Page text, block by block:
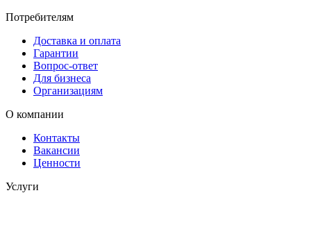
Потребителям
Доставка и оплата
Гарантии
Вопрос-ответ
Для бизнеса
Организациям
О компании
Контакты
Вакансии
Ценности
Услуги